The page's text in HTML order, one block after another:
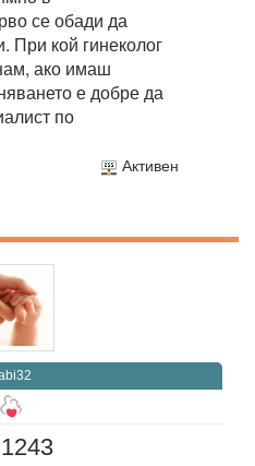
се обади да
При кой гинеколог
ако имаш
е добре да
по
Активен
1243